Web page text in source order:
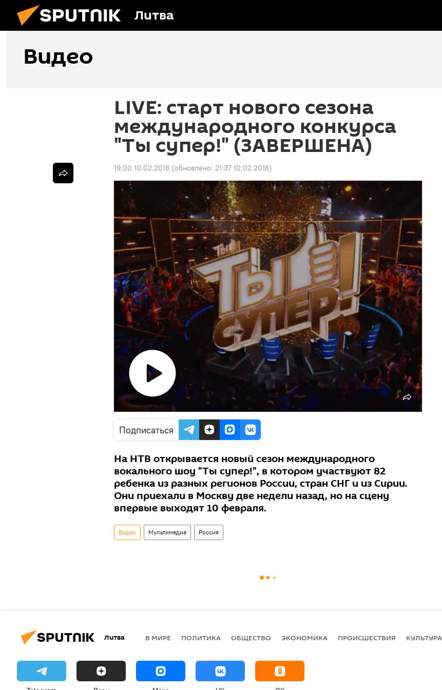
Литва
Видео
LIVE: старт нового сезона
международного конкурса
"Ты супер!" (ЗАВЕРШЕНА)
19:00 10.02.2018 (обновлено: 21:37 10.02.2018)
Воспроизвести
Подписаться
На НТВ открывается новый сезон международного
вокального шоу "Ты супер!", в котором участвуют 82
ребенка из разных регионов России, стран СНГ и из Сирии.
Они приехали в Москву две недели назад, но на сцену
впервые выходят 10 февраля.
Видео Мультимедиа Россия
Литва В МИРЕ ПОЛИТИКА ОБЩЕСТВО ЭКОНОМИКА ПРОИСШЕСТВИЯ КУЛЬТУРА